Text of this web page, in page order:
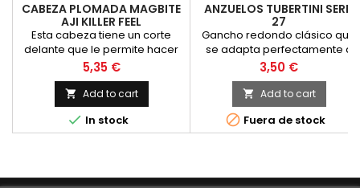
CABEZA PLOMADA MAGBITE
AJI KILLER FEEL
Esta cabeza tiene un corte
delante que le permite hacer
mejor los movimiento de aji
Price
5,35 €
 Add to cart
 In stock
ANZUELOS TUBERTINI SERIE
27
Gancho redondo clásico que
se adapta perfectamente a
innumerables tipos de pesca.
Gracias a los diferentes
colores, negro, dorado y gris,
combina muy bien con
muchos tipos de cebos, como
el maíz lombriz y la estrella de
también para la pesca de
Price
3,50 €
 Add to cart
 Fuera de stock